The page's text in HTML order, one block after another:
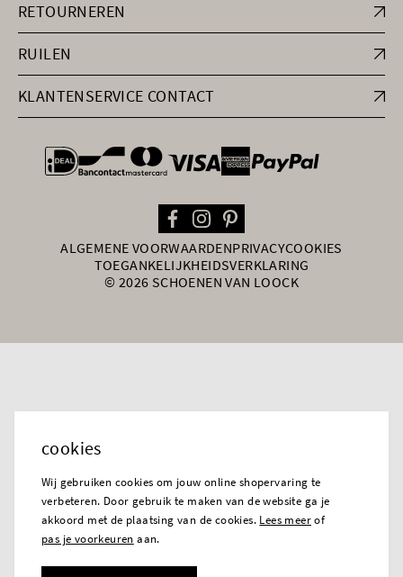
RETOURNEREN
RUILEN
KLANTENSERVICE CONTACT
general.paymentOptions
ALGEMENE VOORWAARDENPRIVACYCOOKIES
TOEGANKELIJKHEIDSVERKLARING
© 2026 SCHOENEN VAN LOOCK
cookies
Wij gebruiken cookies om jouw online shopervaring te
verbeteren. Door gebruik te maken van de website ga je
akkoord met de plaatsing van de cookies. Lees meerof
pas je voorkeuren aan.